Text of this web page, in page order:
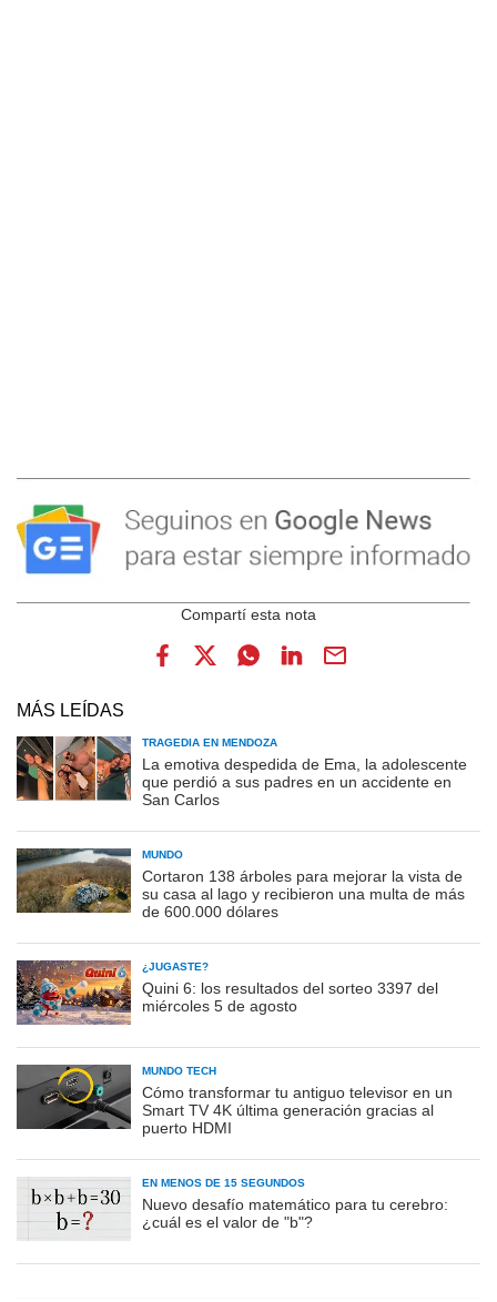
MÁS LEÍDAS
TRAGEDIA EN MENDOZA
La emotiva despedida de Ema, la adolescente
que perdió a sus padres en un accidente en
San Carlos
MUNDO
Cortaron 138 árboles para mejorar la vista de
su casa al lago y recibieron una multa de más
de 600.000 dólares
¿JUGASTE?
Quini 6: los resultados del sorteo 3397 del
miércoles 5 de agosto
MUNDO TECH
Cómo transformar tu antiguo televisor en un
Smart TV 4K última generación gracias al
puerto HDMI
EN MENOS DE 15 SEGUNDOS
Nuevo desafío matemático para tu cerebro:
¿cuál es el valor de "b"?